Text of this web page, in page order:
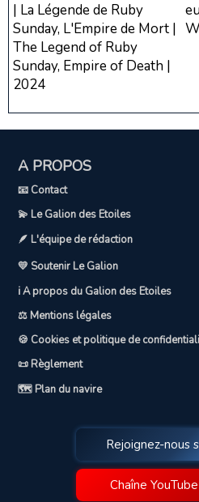
| La Légende de Ruby
Sunday, L'Empire de Mort |
The Legend of Ruby
Sunday, Empire of Death |
2024
A PROPOS
📧 Contact
💫 Le Galion des Etoiles
🪶 L'équipe de rédaction
💛 Soutenir Le Galion
ℹ️ A propos du Galion des Etoiles
⚖️ Mentions légales
🍪 Cookies et politique de
📜 Règlement
🗺️ Plan du navire
Rejoignez-nous
Chaîne